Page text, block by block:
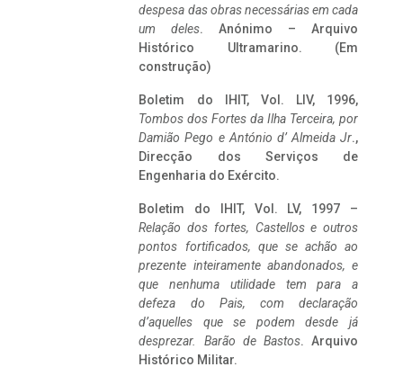
despesa das obras necessárias em cada
um deles. Anónimo – Arquivo
Histórico Ultramarino. (Em
construção)
Boletim do IHIT, Vol. LIV, 1996,
Tombos dos Fortes da Ilha Terceira, por
Damião Pego e António d’ Almeida Jr.,
Direcção dos Serviços de
Engenharia do Exército.
Boletim do IHIT, Vol. LV, 1997 –
Relação dos fortes, Castellos e outros
pontos fortificados, que se achão ao
prezente inteiramente abandonados, e
que nenhuma utilidade tem para a
defeza do Pais, com declaração
d’aquelles que se podem desde já
desprezar. Barão de Bastos. Arquivo
Histórico Militar.